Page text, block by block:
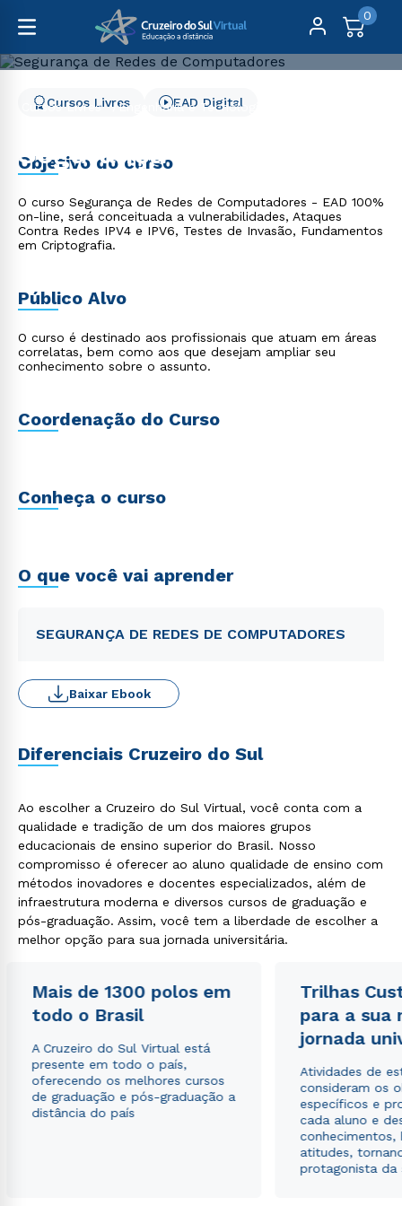
0
Cursos Livres
Engenharia e Tecnologia
Segurança de Redes de
Computadores
Cursos Livres EAD Digital
Objetivo do curso
O curso Segurança de Redes de Computadores - EAD 100%
on-line, será conceituada a vulnerabilidades, Ataques
Contra Redes IPV4 e IPV6, Testes de Invasão, Fundamentos
em Criptografia.
Público Alvo
O curso é destinado aos profissionais que atuam em áreas
correlatas, bem como aos que desejam ampliar seu
conhecimento sobre o assunto.
Coordenação do Curso
Conheça o curso
O que você vai aprender
SEGURANÇA DE REDES DE COMPUTADORES
Baixar Ebook
Diferenciais Cruzeiro do Sul
Ao escolher a Cruzeiro do Sul Virtual, você conta com a
qualidade e tradição de um dos maiores grupos
educacionais de ensino superior do Brasil. Nosso
compromisso é oferecer ao aluno qualidade de ensino com
métodos inovadores e docentes especializados, além de
infraestrutura moderna e diversos cursos de graduação e
pós-graduação. Assim, você tem a liberdade de escolher a
melhor opção para sua jornada universitária.
Mais de 1300 polos em
todo o Brasil
A Cruzeiro do Sul Virtual está
presente em todo o país,
oferecendo os melhores cursos
de graduação e pós-graduação a
distância do país
Trilhas
para a sua
jornada
Atividades de
consideram os
específicos e
cada aluno e
conhecimentos,
atitudes,
protagonista da